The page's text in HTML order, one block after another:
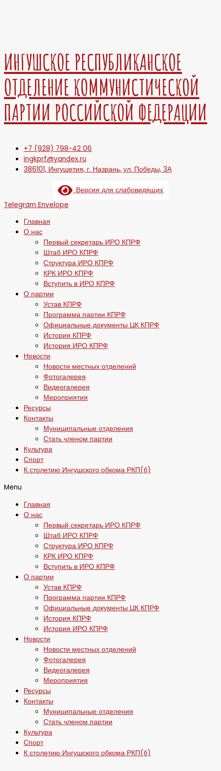
ИНГУШСКОЕ РЕСПУБЛИКАНСКОЕ
ОТДЕЛЕНИЕ КОММУНИСТИЧЕСКОЙ
ПАРТИИ РОССИЙСКОЙ ФЕДЕРАЦИИ
+7 (928) 798-42 06
ingkprf@yandex.ru
386101, Ингушетия, г. Назрань, ул. Победы, 3А
Версия для слабовидящих
Telegram Envelope
Главная
О нас
Первый секретарь ИРО КПРФ
Штаб ИРО КПРФ
Структура ИРО КПРФ
КРК ИРО КПРФ
Вступить в ИРО КПРФ
О партии
Устав КПРФ
Программа партии КПРФ
Официальные документы ЦК КПРФ
История КПРФ
История ИРО КПРФ
Новости
Новости местных отделений
Фотогалерея
Видеогалерея
Мероприятия
Ресурсы
Контакты
Муниципальные отделения
Стать членом партии
Культура
Спорт
К столетию Ингушского обкома РКП(б)
Menu
Главная
О нас
Первый секретарь ИРО КПРФ
Штаб ИРО КПРФ
Структура ИРО КПРФ
КРК ИРО КПРФ
Вступить в ИРО КПРФ
О партии
Устав КПРФ
Программа партии КПРФ
Официальные документы ЦК КПРФ
История КПРФ
История ИРО КПРФ
Новости
Новости местных отделений
Фотогалерея
Видеогалерея
Мероприятия
Ресурсы
Контакты
Муниципальные отделения
Стать членом партии
Культура
Спорт
К столетию Ингушского обкома РКП(б)